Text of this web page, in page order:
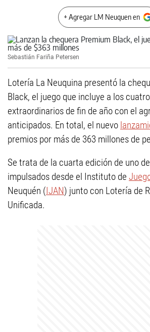
+ Agregar LM Neuquen en
Sebastián Fariña Petersen
Lotería La Neuquina presentó la
Black, el juego que incluye a los
extraordinarios de fin de año con el
anticipados. En total, el nuevo
premios por más de 363 millones de
Se trata de la cuarta edición de uno
impulsados desde el Instituto de
Neuquén (IJAN) junto con Lotería de
Unificada.